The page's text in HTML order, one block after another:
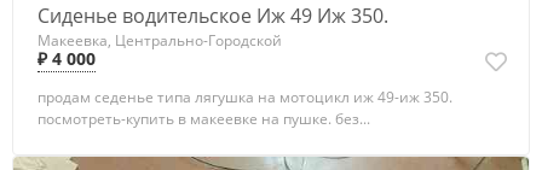
Сиденье водительское Иж 49 Иж 350.
Макеевка, Центрально-Городской
₽ 4 000
продам седенье типа лягушка на мотоцикл иж 49-иж 350.
посмотреть-купить в макеевке на пушке. без...